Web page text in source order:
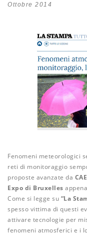
Ottobre 2014
Fenomeni meteorologici
reti di monitoraggio
proposte avanzate da CAE
Expo di Bruxelles
Come si legge su “La
spesso vittima di questi
attivare tecnologie per
fenomeni atmosferici e i